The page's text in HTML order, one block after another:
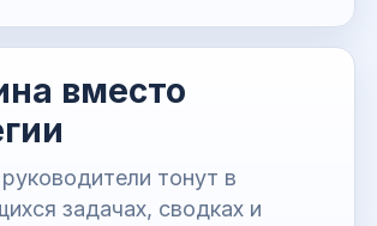
вместо
тонут в
задачах, сводках и